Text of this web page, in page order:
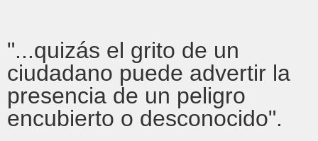
"...quizás el grito de un
ciudadano puede advertir la
presencia de un peligro
encubierto o desconocido".